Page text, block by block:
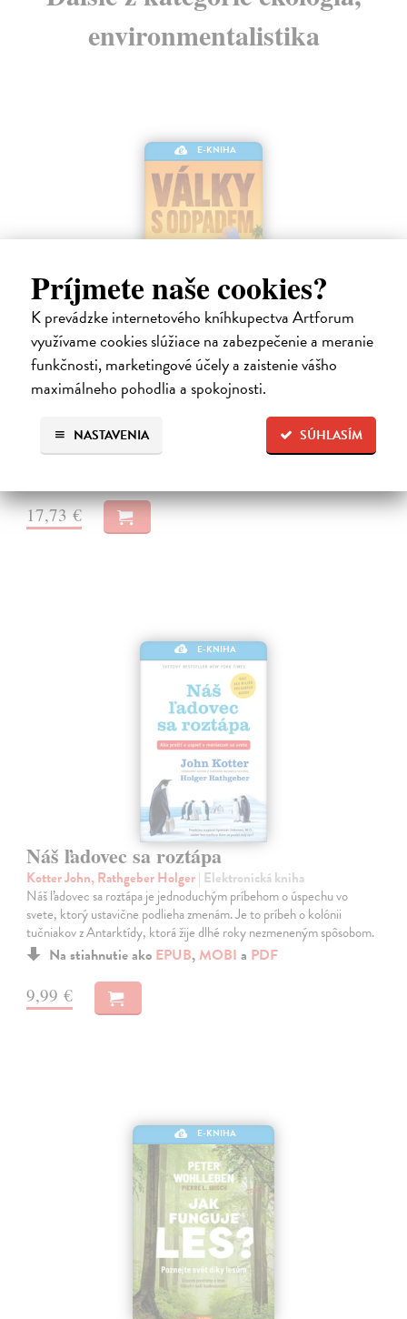
Príjmete naše cookies?
K prevádzke internetového kníhkupectva Artforum
využívame cookies slúžiace na zabezpečenie a meranie
funkčnosti, marketingové účely a zaistenie vášho
maximálneho pohodlia a spokojnosti.
SÚHLASÍM
NASTAVENIA
environmentalistika
E-KNIHA
Války s odpadem
Clapp Alexander
| Elektronická kniha
Skládky po celém světě jsou přeplněné a spory o to, jak naložit s
miliony tun odpadu vedou k válkám, o nichž málokdo tuší. Některé z
nich mají charakter pohraničních potyček, v jiných se odpadky
přesouvají…
17,73 €
E-KNIHA
Náš ľadovec sa roztápa
Kotter John, Rathgeber Holger| Elektronická kniha
Náš ľadovec sa roztápa je jednoduchým príbehom o úspechu vo
svete, ktorý ustavične podlieha zmenám. Je to príbeh o kolónii
tučniakov z Antarktídy, ktorá žije dlhé roky nezmeneným spôsobom.
Na stiahnutie ako EPUB, MOBI a PDF
9,99 €
E-KNIHA